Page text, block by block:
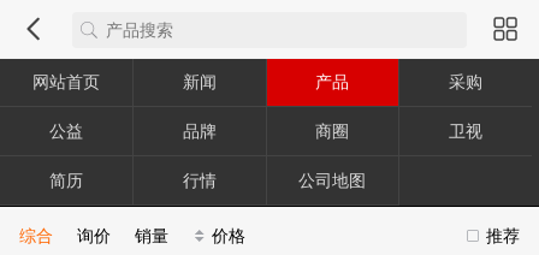
网站首页 新闻 产品 采购
公益 品牌 商圈 卫视
简历 行情 公司地图
推荐
综合 询价 销量 价格